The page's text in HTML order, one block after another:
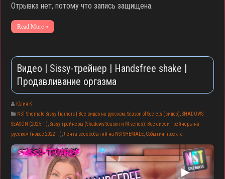
Отрывка нет, потому что запись защищена.
Read More »
Видео | Sissy-трейнер | Handsfree shake |
Продавливание оргазма
Юлия К.
NST Shemale Sissy Trainers | Все видео на русском,Season of Secrets (видео),SHADOWS
SEASON (2025 г.),Sissy-трейнеры (Shadows Season и M-series), Все сисси-трейнеры на
русском (новее 2022 г.),Лента всех событий на NSTSHEMALE, События проекта
▶